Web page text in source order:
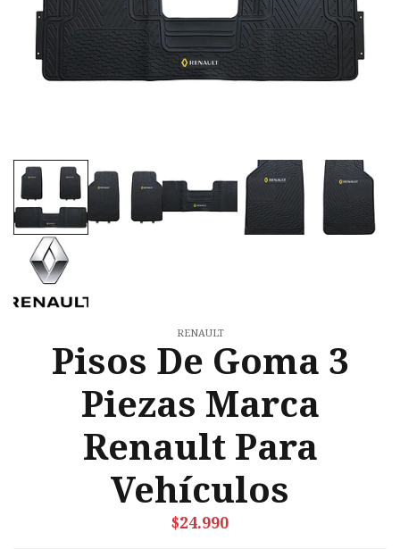
RENAULT
Pisos De Goma 3
Piezas Marca
Renault Para
Vehículos
$24.990